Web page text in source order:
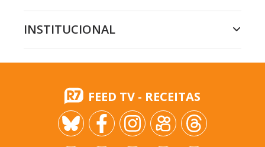
INSTITUCIONAL
FEED TV - RECEITAS